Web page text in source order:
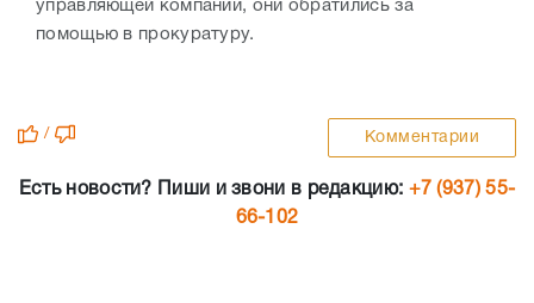
управляющей компании, они обратились за
помощью в прокуратуру.
/ Комментарии
Есть новости? Пиши и звони в редакцию: +7 (937) 55-
66-102